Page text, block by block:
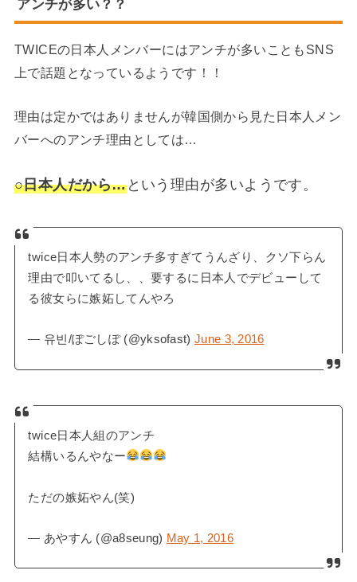
アンチが多い？？
TWICEの日本人メンバーにはアンチが多いこともSNS
上で話題となっているようです！！
理由は定かではありませんが韓国側から見た日本人メン
バーへのアンチ理由としては…
○日本人だから…という理由が多いようです。
twice日本人勢のアンチ多すぎてうんざり、クソ下らん
理由で叩いてるし、、要するに日本人でデビューして
る彼女らに嫉妬してんやろ
— 유빈/ぽごしぽ (@yksofast) June 3, 2016
twice日本人組のアンチ
結構いるんやなー
ただの嫉妬やん(笑)
— あやすん (@a8seung) May 1, 2016